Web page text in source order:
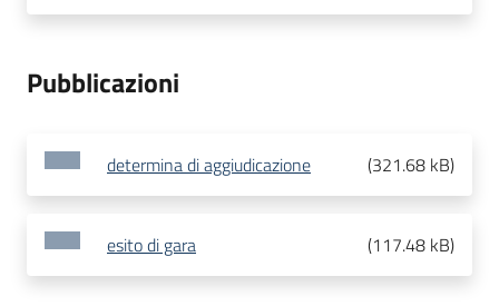
Pubblicazioni
determina di aggiudicazione (321.68 kB)
esito di gara (117.48 kB)